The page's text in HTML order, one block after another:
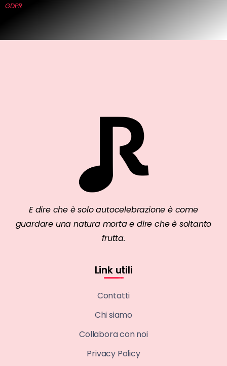
GDPR
E dire che è solo autocelebrazione è come
guardare una natura morta e dire che è soltanto
frutta.
Link utili
Contatti
Chi siamo
Collabora con noi
Privacy Policy